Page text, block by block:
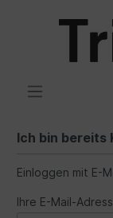
Ich bin bereits
Einloggen mit E-
Ihre E-Mail-